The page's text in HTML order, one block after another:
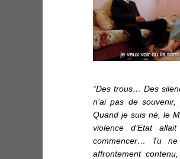
“Des trous… Des
n’ai pas de
Quand je suis né, le
violence d’Etat
commencer… Tu
affrontement